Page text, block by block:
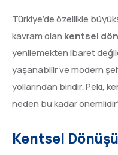
Türkiye’de özellikle
kavram olan kentsel
yenilemekten ibaret
yaşanabilir ve modern
yollarından biridir. Peki,
neden bu kadar
Kentsel